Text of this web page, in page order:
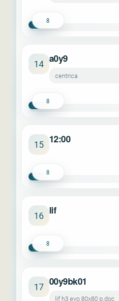
8
14 a0y9
centrica
8
15 12:00
8
16 lif
8
17 00y9bk01
lif h3 evo 80x80 p.doc